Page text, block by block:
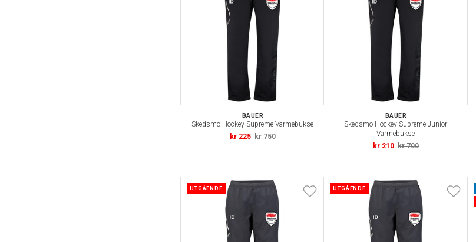
BAUER
Skedsmo Hockey Supreme Varmebukse
kr 225 kr 750
BAUER
Skedsmo Hockey Supreme Junior
Varmebukse
kr 210 kr 700
UTGÅENDE UTGÅENDE